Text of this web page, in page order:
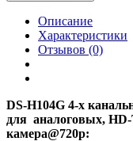
Описание
Характеристики
Отзывов (0)
DS-H104G 4-х
для аналоговых,
камера@720p: